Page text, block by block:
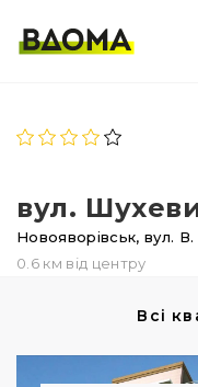
вул.
Новояворівськ, вул.
0.6 км від центру
Всі